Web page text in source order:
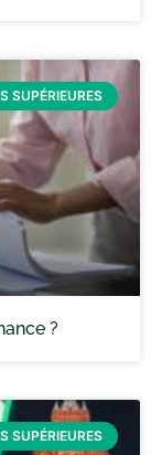
SUPÉRIEURES
?
SUPÉRIEURES